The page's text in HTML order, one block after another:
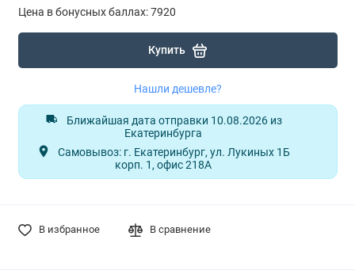
Цена в бонусных баллах: 7920
Купить
Нашли дешевле?
Ближайшая дата отправки 10.08.2026 из
Екатеринбурга
Самовывоз: г. Екатеринбург, ул. Лукиных 1Б
корп. 1, офис 218А
В избранное В сравнение